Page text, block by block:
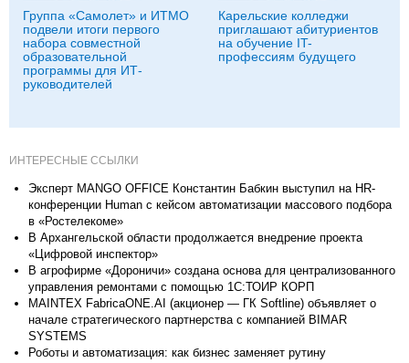
Группа «Самолет» и ИТМО
подвели итоги первого
набора совместной
образовательной
программы для ИТ-
руководителей
Карельские колледжи
приглашают абитуриентов
на обучение IT-
профессиям будущего
ИНТЕРЕСНЫЕ ССЫЛКИ
Эксперт MANGO OFFICE Константин Бабкин выступил на HR-
конференции Human с кейсом автоматизации массового подбора
в «Ростелекоме»
В Архангельской области продолжается внедрение проекта
«Цифровой инспектор»
В агрофирме «Дороничи» создана основа для централизованного
управления ремонтами с помощью 1С:ТОИР КОРП
MAINTEX FabricaONE.AI (акционер — ГК Softline) объявляет о
начале стратегического партнерства с компанией BIMAR
SYSTEMS
Роботы и автоматизация: как бизнес заменяет рутину